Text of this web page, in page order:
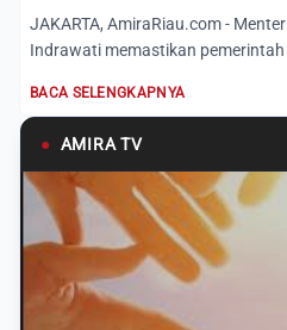
JAKARTA, AmiraRiau.com -
Indrawati memastikan
BACA SELENGKAPNYA
● AMIRA TV